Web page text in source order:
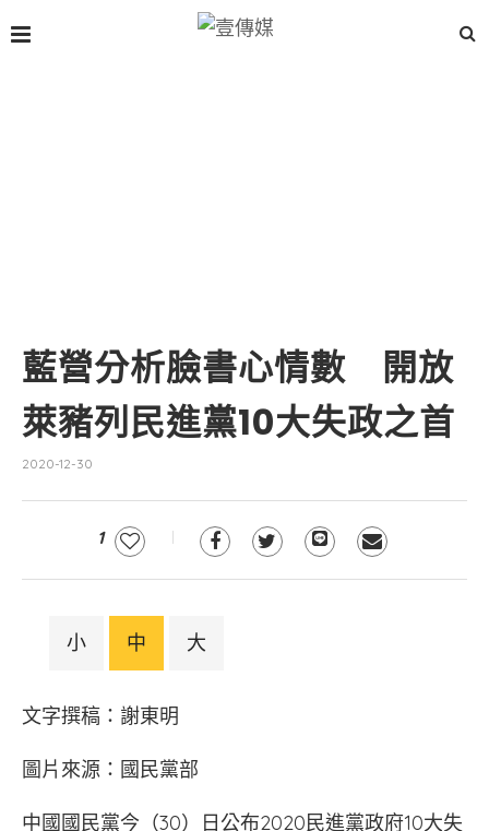
藍營分析臉書心情數 開放
萊豬列民進黨10大失政之首
2020-12-30
1
小 中 大
文字撰稿：謝東明
圖片來源：國民黨部
中國國民黨今（30）日公布2020民進黨政府10大失